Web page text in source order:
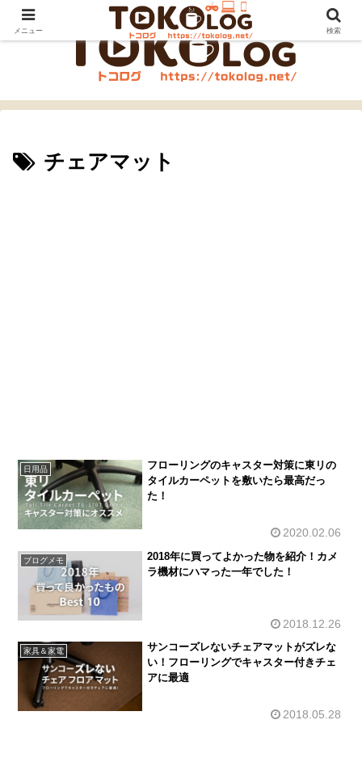
チェアマット
日用品
フローリングのキャスター対策に東リの
タイルカーペットを敷いたら最高だっ
た！
2020.02.06
ブログメモ
2018年に買ってよかった物を紹介！カメ
ラ機材にハマった一年でした！
2018.12.26
家具＆家電
サンコーズレないチェアマットがズレな
い！フローリングでキャスター付きチェ
アに最適
2018.05.28
メニュー 検索